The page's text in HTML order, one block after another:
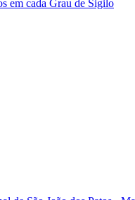
em cada Grau de Sigilo